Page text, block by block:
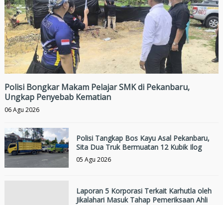
Polisi Bongkar Makam Pelajar SMK di Pekanbaru,
Ungkap Penyebab Kematian
06 Agu 2026
Polisi Tangkap Bos Kayu Asal Pekanbaru,
Sita Dua Truk Bermuatan 12 Kubik Ilog
05 Agu 2026
Laporan 5 Korporasi Terkait Karhutla oleh
Jikalahari Masuk Tahap Pemeriksaan Ahli